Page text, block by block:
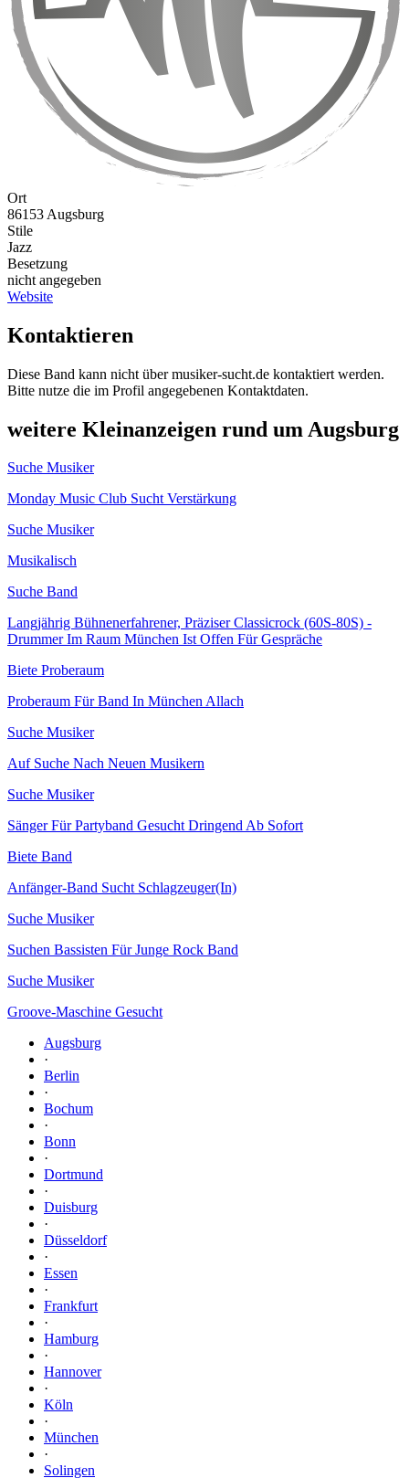
Ort
86153 Augsburg
Stile
Jazz
Besetzung
nicht angegeben
Website
Kontaktieren
Diese Band kann nicht über musiker-sucht.de kontaktiert werden.
Bitte nutze die im Profil angegebenen Kontaktdaten.
weitere Kleinanzeigen rund um Augsburg
Suche Musiker
Monday Music Club Sucht Verstärkung
Suche Musiker
Musikalisch
Suche Band
Langjährig Bühnenerfahrener, Präziser Classicrock (60S-80S) -
Drummer Im Raum München Ist Offen Für Gespräche
Biete Proberaum
Proberaum Für Band In München Allach
Suche Musiker
Auf Suche Nach Neuen Musikern
Suche Musiker
Sänger Für Partyband Gesucht Dringend Ab Sofort
Biete Band
Anfänger-Band Sucht Schlagzeuger(In)
Suche Musiker
Suchen Bassisten Für Junge Rock Band
Suche Musiker
Groove-Maschine Gesucht
Augsburg
·
Berlin
·
Bochum
·
Bonn
·
Dortmund
·
Duisburg
·
Düsseldorf
·
Essen
·
Frankfurt
·
Hamburg
·
Hannover
·
Köln
·
München
·
Solingen